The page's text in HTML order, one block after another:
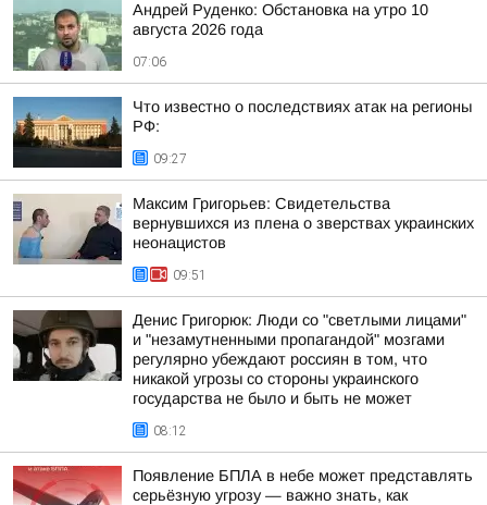
Андрей Руденко: Обстановка на утро 10
августа 2026 года
07:06
Что известно о последствиях атак на регионы
РФ:
09:27
Максим Григорьев: Свидетельства
вернувшихся из плена о зверствах украинских
неонацистов
09:51
Денис Григорюк: Люди со "светлыми лицами"
и "незамутненными пропагандой" мозгами
регулярно убеждают россиян в том, что
никакой угрозы со стороны украинского
государства не было и быть не может
08:12
Появление БПЛА в небе может представлять
серьёзную угрозу — важно знать, как